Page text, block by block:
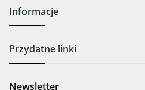
Informacje
Przydatne linki
Newsletter